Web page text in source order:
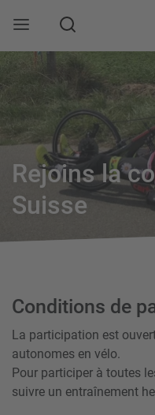
Mobile Navigation öffnen
Suche
Rejoins la
Suisse
Conditions de
La participation est
autonomes en vélo.
Pour participer à toutes
suivre un entraînement